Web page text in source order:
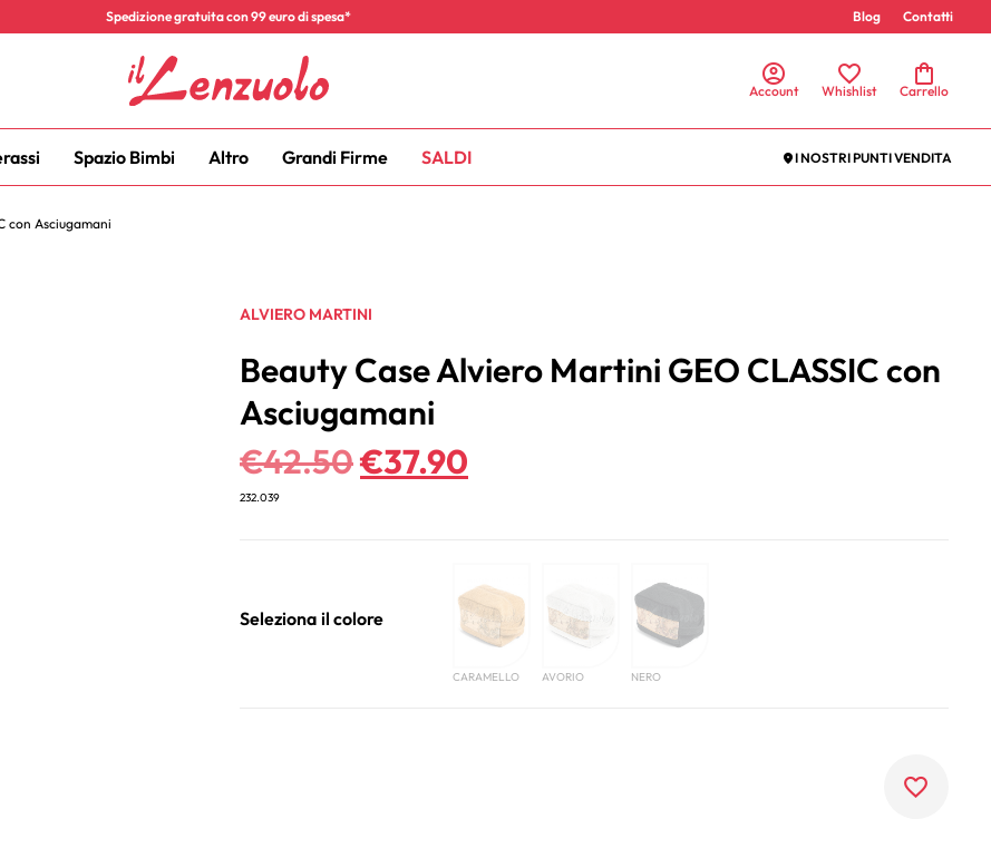
Spedizione gratuita con 99 euro di spesa* Blog Contatti
Account Whishlist Carrello
Spazio Bimbi Altro Grandi Firme SALDI I NOSTRI PUNTI VENDITA
con Asciugamani
ALVIERO MARTINI
Beauty Case Alviero Martini GEO CLASSIC con
Asciugamani
€42.50€37.90
232.039
Seleziona il colore
CARAMELLO AVORIO NERO